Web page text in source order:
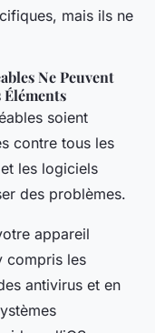
mais ils ne
Ne Peuvent
Éléments
soient
contre tous les
les logiciels
des problèmes.
appareil
compris les
antivirus et en